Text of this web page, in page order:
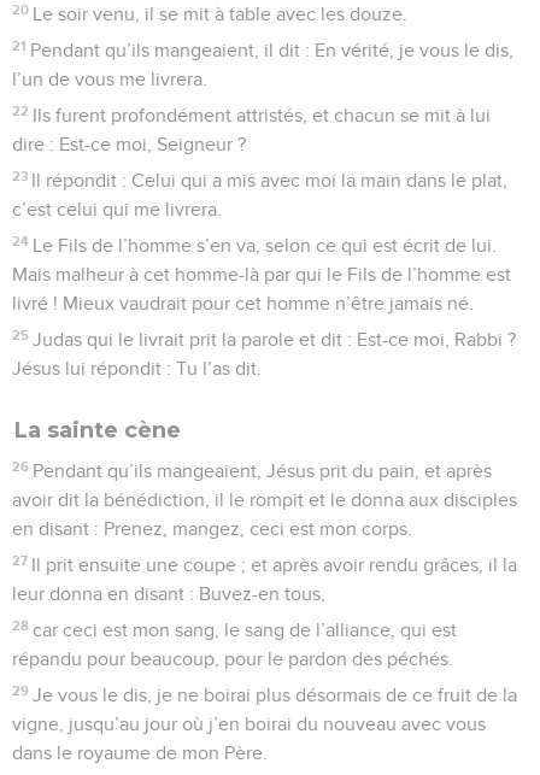
20 Le soir venu, il se mit à table avec les douze.
21 Pendant qu’ils mangeaient, il dit : En vérité, je vous le dis,
l’un de vous me livrera.
22 Ils furent profondément attristés, et chacun se mit à lui
dire : Est-ce moi, Seigneur ?
23 Il répondit : Celui qui a mis avec moi la main dans le plat,
c’est celui qui me livrera.
24 Le Fils de l’homme s’en va, selon ce qui est écrit de lui.
Mais malheur à cet homme-là par qui le Fils de l’homme est
livré ! Mieux vaudrait pour cet homme n’être jamais né.
25 Judas qui le livrait prit la parole et dit : Est-ce moi, Rabbi ?
Jésus lui répondit : Tu l’as dit.
La sainte cène
26 Pendant qu’ils mangeaient, Jésus prit du pain, et après
avoir dit la bénédiction, il le rompit et le donna aux disciples
en disant : Prenez, mangez, ceci est mon corps.
27 Il prit ensuite une coupe ; et après avoir rendu grâces, il la
leur donna en disant : Buvez-en tous,
28 car ceci est mon sang, le sang de l’alliance, qui est
répandu pour beaucoup, pour le pardon des péchés.
29 Je vous le dis, je ne boirai plus désormais de ce fruit de la
vigne, jusqu’au jour où j’en boirai du nouveau avec vous
dans le royaume de mon Père.